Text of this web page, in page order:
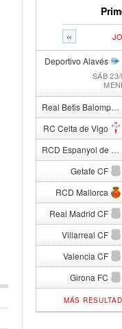
«
Deportivo Alavés
SÁB
Real Betis Balompié
RC Celta de Vigo
RCD Espanyol de Barcelona
Getafe CF
RCD Mallorca
Real Madrid CF
Villarreal CF
Valencia CF
Girona FC
MÁS